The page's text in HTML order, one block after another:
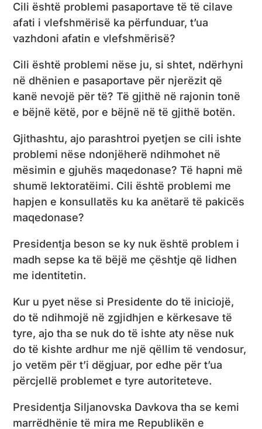
Cili është problemi pasaportave të të cilave
afati i vlefshmërisë ka përfunduar, t’ua
vazhdoni afatin e vlefshmërisë?
Cili është problemi nëse ju, si shtet, ndërhyni
në dhënien e pasaportave për njerëzit që
kanë nevojë për të? Të gjithë në rajonin tonë
e bëjnë këtë, por e bëjnë në të gjithë botën.
Gjithashtu, ajo parashtroi pyetjen se cili ishte
problemi nëse ndonjëherë ndihmohet në
mësimin e gjuhës maqedonase? Të hapni më
shumë lektoratëimi. Cili është problemi me
hapjen e konsullatës ku ka anëtarë të pakicës
maqedonase?
Presidentja beson se ky nuk është problem i
madh sepse ka të bëjë me çështje që lidhen
me identitetin.
Kur u pyet nëse si Presidente do të iniciojë,
do të ndihmojë në zgjidhjen e kërkesave të
tyre, ajo tha se nuk do të ishte aty nëse nuk
do të kishte ardhur me një qëllim të vendosur,
jo vetëm për t’i dëgjuar, por edhe për t’ua
përcjellë problemet e tyre autoriteteve.
Presidentja Siljanovska Davkova tha se kemi
marrëdhënie të mira me Republikën e